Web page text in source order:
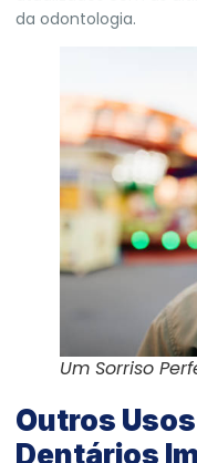
da odontologia.
Um Sorriso
Outros
Dentários